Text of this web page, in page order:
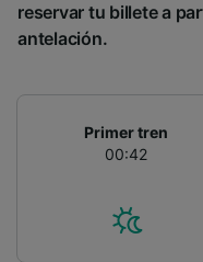
reservar tu billete a
antelación.
Primer tren
00:42